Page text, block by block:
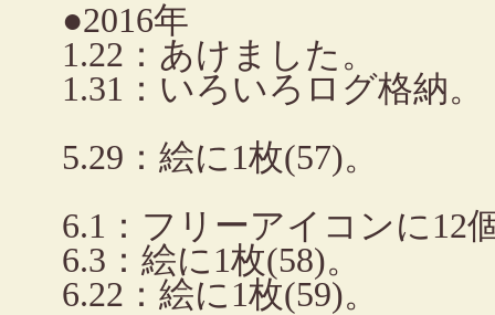
●2016年
1.22：あけました。
1.31：いろいろログ格納。
5.29：絵に1枚(57)。
6.1：フリーアイコンに12
6.3：絵に1枚(58)。
6.22：絵に1枚(59)。